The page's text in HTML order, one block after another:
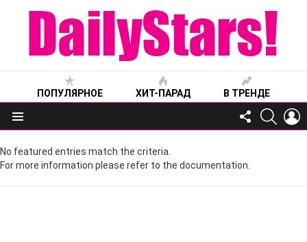
ПОПУЛЯРНОЕ ХИТ-ПАРАД В ТРЕНДЕ
Меню
FOLLOW
US
No featured entries match the criteria.
For more information please refer to the documentation.